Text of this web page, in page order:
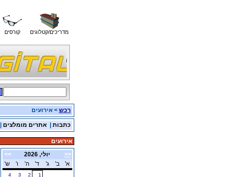
קורסים מדריכים/קטלוגים
רכש > אירועים
כתבות |אתרים מומלצים
אירועים
<<
יולי, 2026
>>
א'
ב' ג' ד' ה' ו' ש'
1
2
3
4